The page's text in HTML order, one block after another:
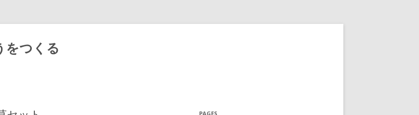
をつくる
PAGES